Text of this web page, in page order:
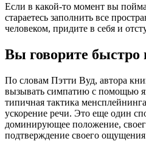
Если в какой-то момент вы
стараетесь заполнить все
человеком, придите в себя и
Вы говорите быстро
По словам Пэтти Вуд, автора
вызывать симпатию с помощью
типичная тактика
ускорение речи. Это еще один
доминирующее положение,
подтверждение своего ощущения